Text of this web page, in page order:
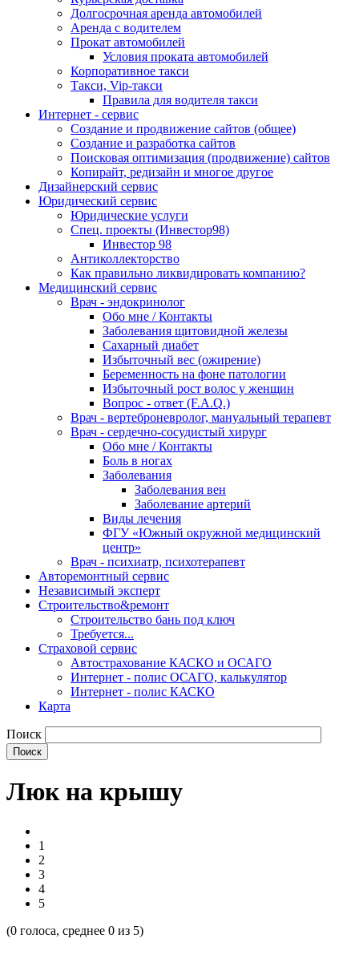
Долгосрочная аренда автомобилей
Аренда с водителем
Прокат автомобилей
Условия проката автомобилей
Корпоративное такси
Такси, Vip-такси
Правила для водителя такси
Интернет - сервис
Создание и продвижение сайтов (общее)
Создание и разработка сайтов
Поисковая оптимизация (продвижение) сайтов
Копирайт, редизайн и многое другое
Дизайнерский сервис
Юридический сервис
Юридические услуги
Спец. проекты (Инвестор98)
Инвестор 98
Антиколлекторство
Как правильно ликвидировать компанию?
Медицинский сервис
Врач - эндокринолог
Обо мне / Контакты
Заболевания щитовидной железы
Сахарный диабет
Избыточный вес (ожирение)
Беременность на фоне патологии
Избыточный рост волос у женщин
Вопрос - ответ (F.A.Q.)
Врач - вертеброневролог, мануальный терапевт
Врач - сердечно-сосудистый хирург
Обо мне / Контакты
Боль в ногах
Заболевания
Заболевания вен
Заболевание артерий
Виды лечения
ФГУ «Южный окружной медицинский
центр»
Врач - психиатр, психотерапевт
Авторемонтный сервис
Независимый эксперт
Строительство&ремонт
Строительство бань под ключ
Требуется...
Страховой сервис
Автострахование КАСКО и ОСАГО
Интернет - полис ОСАГО, калькулятор
Интернет - полис КАСКО
Карта
Поиск
Люк на крышу
1
2
3
4
5
(0 голоса, среднее 0 из 5)